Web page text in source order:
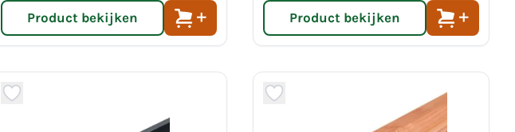
Product bekijken Product bekijken